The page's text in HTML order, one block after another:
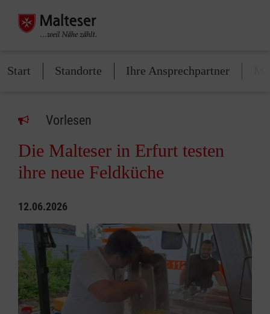
Start Standorte Ihre Ansprechpartner
Vorlesen
Die Malteser in Erfurt testen
ihre neue Feldküche
12.06.2026